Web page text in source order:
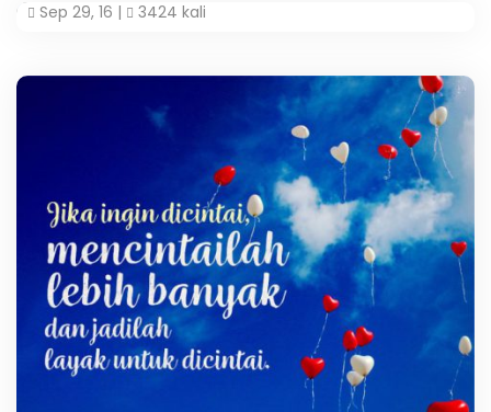
Sep 29, 16 | 3424 kali